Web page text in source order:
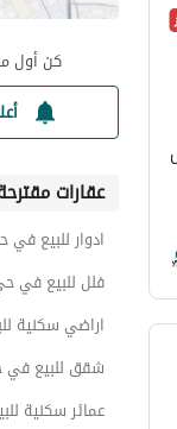
كن أول
عقارات
ادوار للبيع في
فلل للبيع في
اراضي سكنية
شقق للبيع في
عمائر سكنية